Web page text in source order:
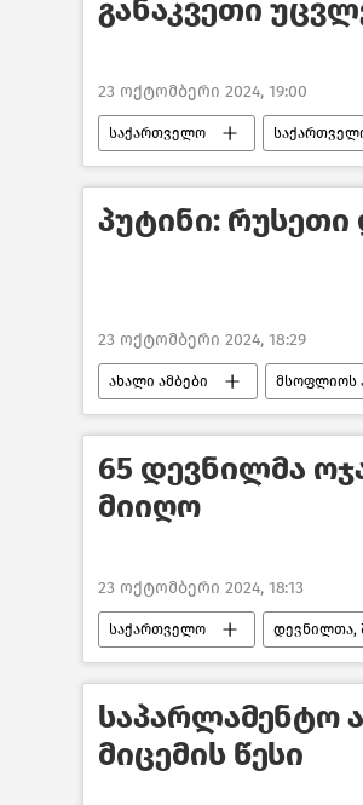
განაკვეთი
23 ოქტომბერი 2024, 19:00
საქართველო
ახალი ამბები
პუტინი:
23 ოქტომბერი 2024, 18:29
ახალი ამბები მსოფლიოს
BRICS ვლადიმირ პუტინი
65 დევნილმა
მიიღო
23 ოქტომბერი 2024, 18:13
საქართველო დევნილთა,
სოციალური სფერო
საპარლამენტო
მიცემის წესი